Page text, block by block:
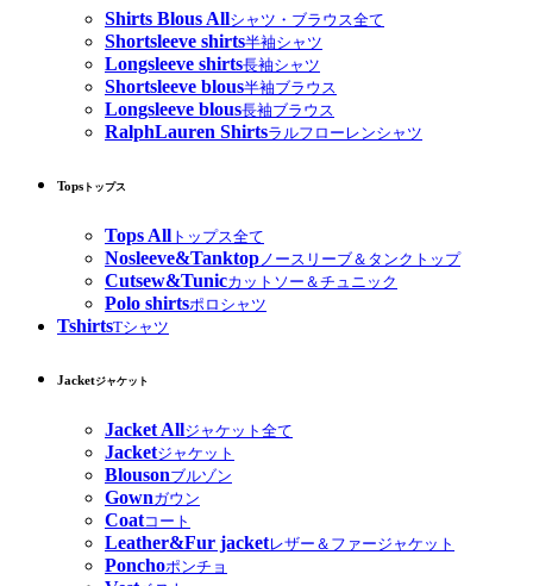
Shirts Blous Allシャツ・ブラウス全て
Shortsleeve shirts半袖シャツ
Longsleeve shirts長袖シャツ
Shortsleeve blous半袖ブラウス
Longsleeve blous長袖ブラウス
RalphLauren Shirtsラルフローレンシャツ
Tops トップス
Tops All トップス全て
Nosleeve&Tanktopノースリーブ＆タンクトップ
Cutsew&Tunicカットソー＆チュニック
Polo shirtsポロシャツ
TshirtsTシャツ
Jacketジャケット
Jacket Allジャケット全て
Jacketジャケット
Blousonブルゾン
Gownガウン
Coatコート
Leather&Fur jacketレザー＆ファージャケット
Ponchoポンチョ